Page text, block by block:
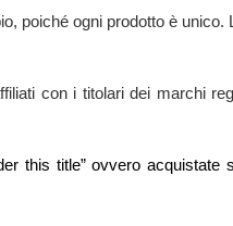
poiché ogni prodotto è unico.
con i titolari dei marchi
this title” ovvero